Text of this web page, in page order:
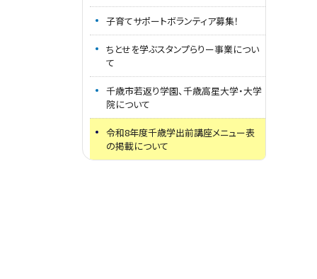
子育てサポートボランティア募集！
ちとせを学ぶスタンプらりー事業につい
て
千歳市若返り学園、千歳高星大学・大学
院について
令和8年度千歳学出前講座メニュー表
の掲載について